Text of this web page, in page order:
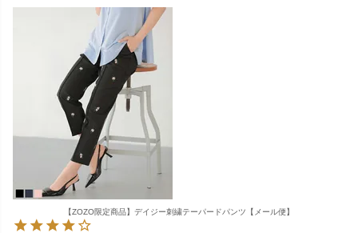
【ZOZO限定商品】デイジー刺繍テーパードパンツ【メール便】